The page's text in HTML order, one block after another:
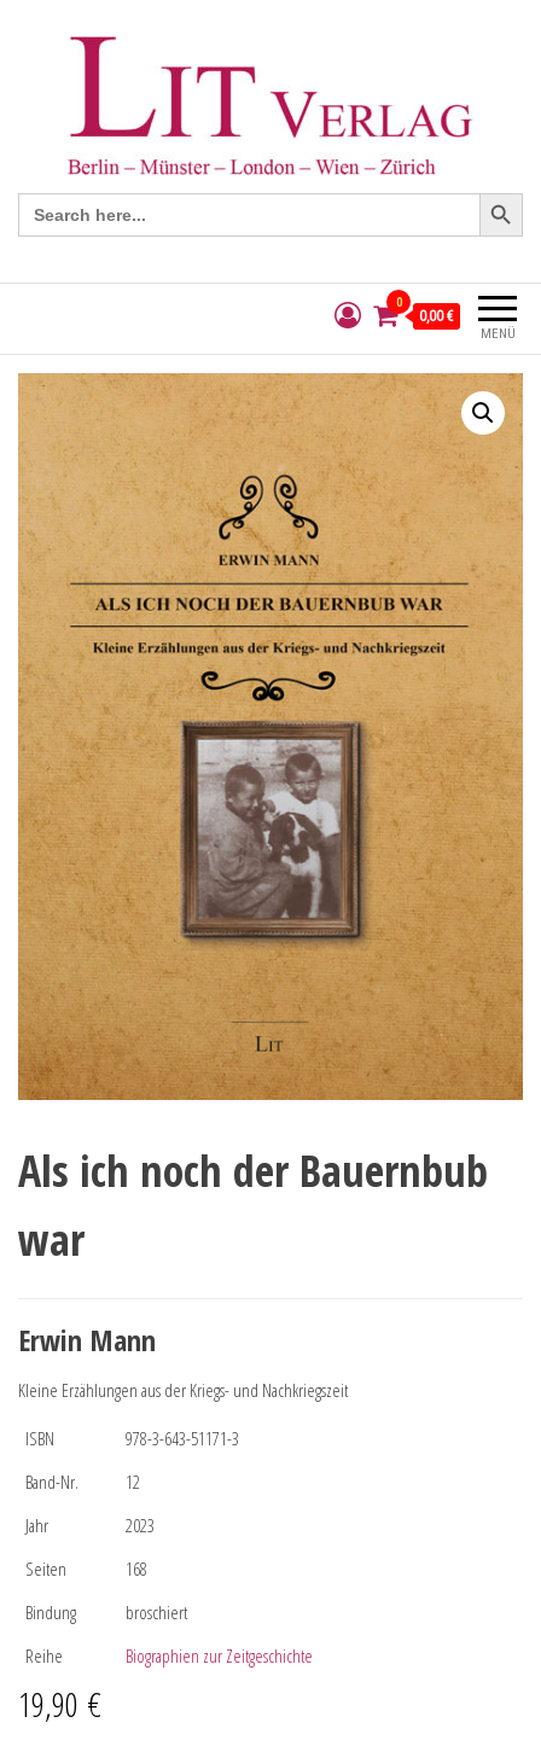
Search
for:
Search Button
MENÜ
0
0,00 €
Als ich noch der Bauernbub
war
Erwin Mann
Kleine Erzählungen aus der Kriegs- und Nachkriegszeit
ISBN
978-3-643-51171-3
Band-Nr.
12
Jahr
2023
Seiten
168
Bindung
broschiert
Reihe
Biographien zur Zeitgeschichte
19,90 €